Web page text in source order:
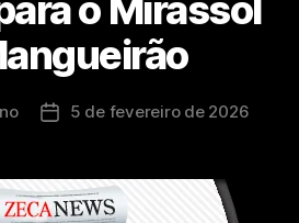
5 de fevereiro de 2026